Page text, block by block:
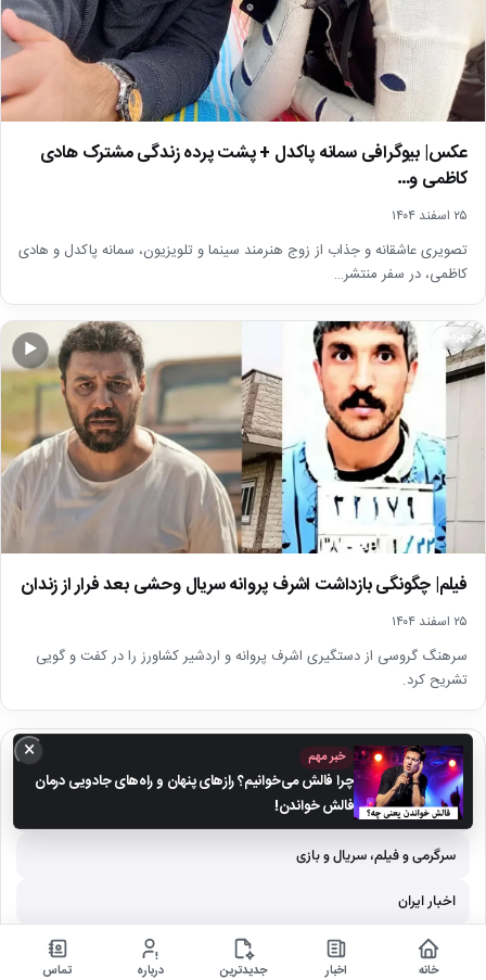
عکس| بیوگرافی سمانه پاکدل + پشت پرده زندگی مشترک هادی
کاظمی و…
۲۵ اسفند ۱۴۰۴
تصویری عاشقانه و جذاب از زوج هنرمند سینما و تلویزیون، سمانه پاکدل و هادی
کاظمی، در سفر منتشر…
▶
چهره‌ها
فیلم| چگونگی بازداشت اشرف پروانه سریال وحشی بعد فرار از زندان
۲۵ اسفند ۱۴۰۴
سرهنگ گروسی از دستگیری اشرف پروانه و اردشیر کشاورز را در کفت و گویی
تشریح کرد.
اخبار داغ
دنیای ارز دیجیتال
سرگرمی و فیلم، سریال و بازی
اخبار ایران
مرجع ورزش و فوتبال
× خبر مهم
چرا فالش می‌خوانیم؟ رازهای پنهان و راه‌های جادویی درمان
فالش خواندن!
خانه اخبار جدیدترین درباره تماس